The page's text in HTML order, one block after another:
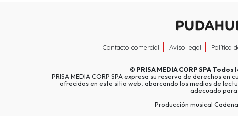
Contacto comercial Aviso legal Política
© PRISA MEDIA CORP SPATodos
PRISA MEDIA CORP SPA expresa su reserva de derechos
ofrecidos en este sitio web, abarcando los medios de
adecuado
Producción musical